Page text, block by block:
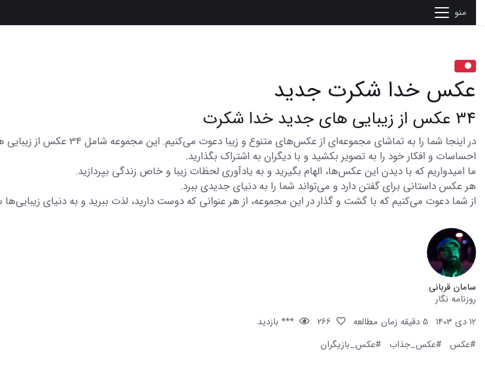
منو
عکس خدا شکرت جدید
34 عکس از زیبایی های جدید خدا شکرت
در اینجا شما را به تماشای
احساسات و افکار خود را به تصویر بکشید و با دیگران به اشتراک بگذارید.
ما امیدواریم که با دیدن این عکس‌ها، الهام بگیرید و به یادآوری لحظات زیبا و خاص زندگی بپردازید.
هر عکس داستانی برای گفتن دارد و می‌تواند شما را به دنیای جدیدی ببرد.
از شما دعوت می‌کنیم که با گشت و گذار در این مجموعه، از هر عنوانی که دوست دارید، لذت ببرید و به دنیای زیبایی‌ها
سامان قربانی
روزنامه نگار
12 دی 1403
5 دقیقه زمان مطالعه
*** بازدید
#عکس
#عکس_جذاب #عکس_بازیگران